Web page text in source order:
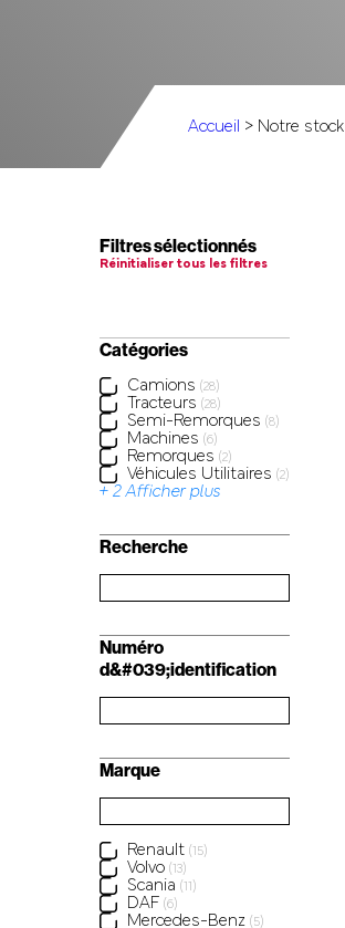
Accueil > Notre stock
Filtres sélectionnés
Réinitialiser tous les filtres
Catégories
Camions (28)
Tracteurs (28)
Semi-Remorques (8)
Machines (6)
Remorques (2)
Véhicules Utilitaires (2)
+ 2 Afficher plus
Recherche
Numéro
d&#039;identification
Marque
Renault (15)
Volvo (13)
Scania (11)
DAF (6)
Mercedes-Benz (5)